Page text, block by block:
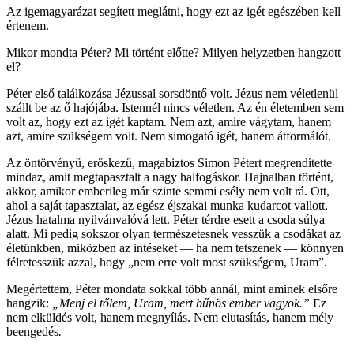
Az igemagyarázat segített meglátni, hogy ezt az igét egészében kell
értenem.
Mikor mondta Péter? Mi történt előtte? Milyen helyzetben hangzott
el?
Péter első találkozása Jézussal sorsdöntő volt. Jézus nem véletlenül
szállt be az ő hajójába. Istennél nincs véletlen. Az én életemben sem
volt az, hogy ezt az igét kaptam. Nem azt, amire vágytam, hanem
azt, amire szükségem volt. Nem simogató igét, hanem átformálót.
Az öntörvényű, erőskezű, magabiztos Simon Pétert megrendítette
mindaz, amit megtapasztalt a nagy halfogáskor. Hajnalban történt,
akkor, amikor emberileg már szinte semmi esély nem volt rá. Ott,
ahol a saját tapasztalat, az egész éjszakai munka kudarcot vallott,
Jézus hatalma nyilvánvalóvá lett. Péter térdre esett a csoda súlya
alatt. Mi pedig sokszor olyan természetesnek vesszük a csodákat az
életünkben, miközben az intéseket — ha nem tetszenek — könnyen
félretesszük azzal, hogy „nem erre volt most szükségem, Uram”.
Megértettem, Péter mondata sokkal több annál, mint aminek elsőre
hangzik:
„Menj el tőlem, Uram, mert bűnös ember vagyok.” Ez
nem elküldés volt, hanem megnyílás. Nem elutasítás, hanem mély
beengedés.